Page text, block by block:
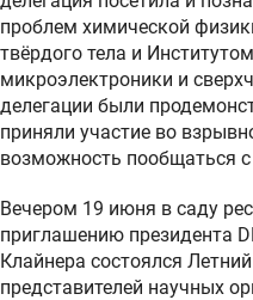
проблем химической
твёрдого тела и
микроэлектроники и
делегации были
приняли участие во
возможность пообщаться
Вечером 19 июня в саду
приглашению президента
Клайнера состоялся
представителей научных